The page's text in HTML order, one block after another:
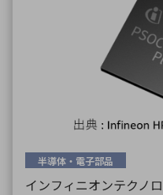
シミュレー
環境構築・
半導体・電
半導体・電子部品
インフィニオンテクノ